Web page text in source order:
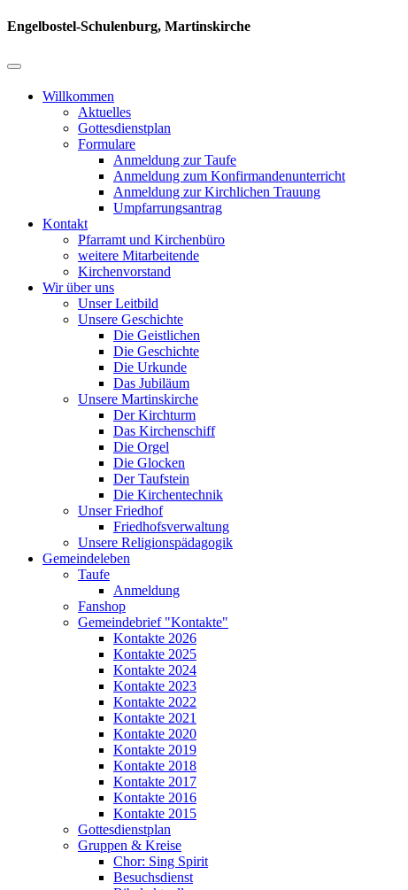
Engelbostel-Schulenburg, Martinskirche
Willkommen
Aktuelles
Gottesdienstplan
Formulare
Anmeldung zur Taufe
Anmeldung zum Konfirmandenunterricht
Anmeldung zur Kirchlichen Trauung
Umpfarrungsantrag
Kontakt
Pfarramt und Kirchenbüro
weitere Mitarbeitende
Kirchenvorstand
Wir über uns
Unser Leitbild
Unsere Geschichte
Die Geistlichen
Die Geschichte
Die Urkunde
Das Jubiläum
Unsere Martinskirche
Der Kirchturm
Das Kirchenschiff
Die Orgel
Die Glocken
Der Taufstein
Die Kirchentechnik
Unser Friedhof
Friedhofsverwaltung
Unsere Religionspädagogik
Gemeindeleben
Taufe
Anmeldung
Fanshop
Gemeindebrief "Kontakte"
Kontakte 2026
Kontakte 2025
Kontakte 2024
Kontakte 2023
Kontakte 2022
Kontakte 2021
Kontakte 2020
Kontakte 2019
Kontakte 2018
Kontakte 2017
Kontakte 2016
Kontakte 2015
Gottesdienstplan
Gruppen & Kreise
Chor: Sing Spirit
Besuchsdienst